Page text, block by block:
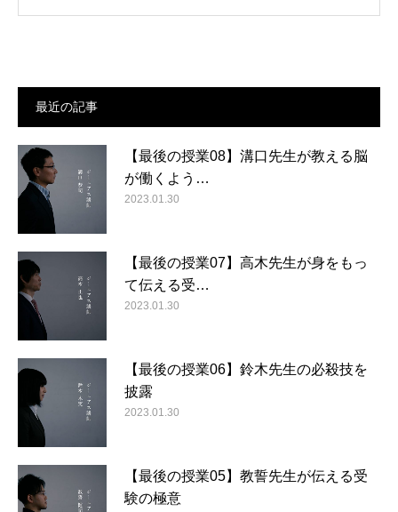
最近の記事
【最後の授業08】溝口先生が教える脳
が働くよう…
2023.01.30
【最後の授業07】高木先生が身をもっ
て伝える受…
2023.01.30
【最後の授業06】鈴木先生の必殺技を
披露
2023.01.30
【最後の授業05】教誓先生が伝える受
験の極意